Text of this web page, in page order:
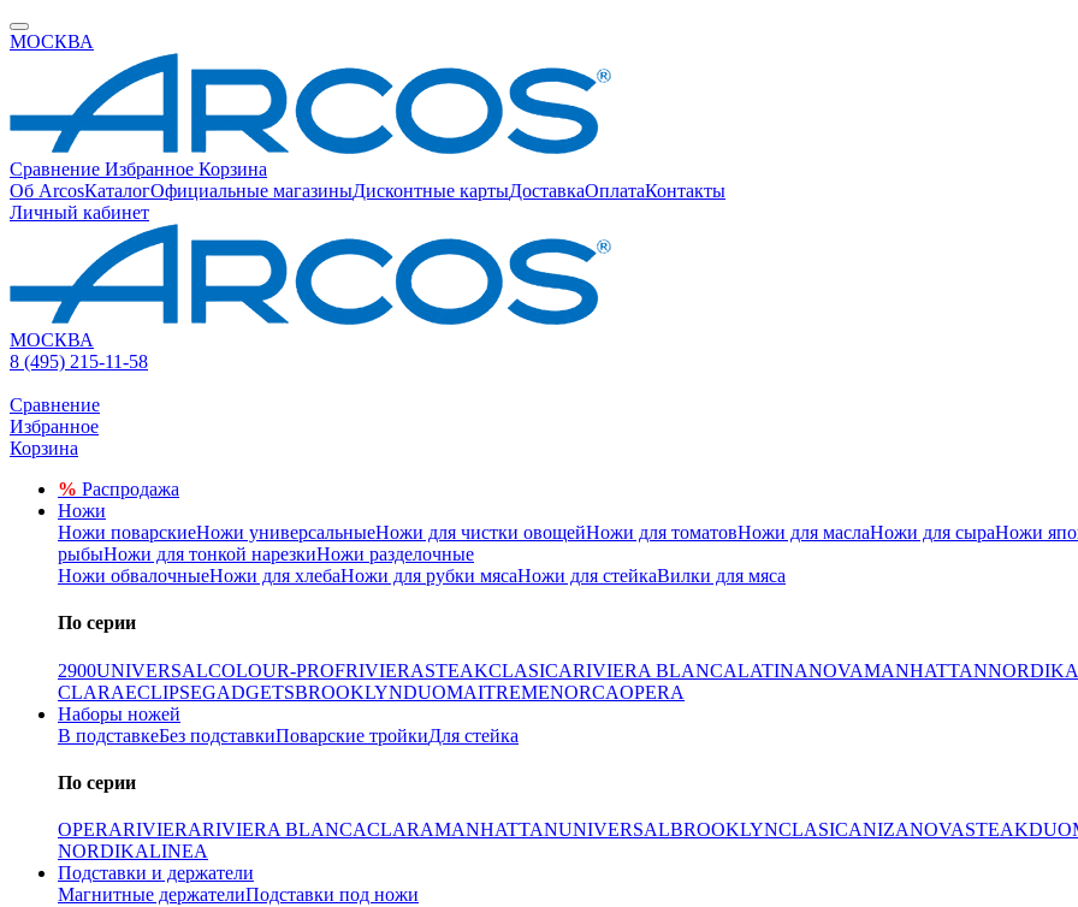
МОСКВА
Сравнение Избранное Корзина
Об ArcosКаталогОфициальные магазиныДисконтные картыДоставкаОплатаКонтакты
Личный кабинет
МОСКВА
8 (495) 215-11-58
Сравнение
Избранное
Корзина
% Распродажа
Ножи
Ножи поварскиеНожи универсальныеНожи для чистки овощейНожи для томатовНожи для маслаНожи для сыраНожи
рыбыНожи для тонкой нарезкиНожи разделочные
Ножи обвалочныеНожи для хлебаНожи для рубки мясаНожи для стейкаВилки для мяса
По серии
2900UNIVERSALCOLOUR-PROFRIVIERASTEAKCLASICARIVIERA BLANCALATINANOVAMANHATTANNORDIKA
CLARAECLIPSEGADGETSBROOKLYNDUOMAITREMENORCAOPERA
Наборы ножей
В подставкеБез подставкиПоварские тройкиДля стейка
По серии
OPERARIVIERARIVIERA BLANCACLARAMANHATTANUNIVERSALBROOKLYNCLASICANIZANOVASTEAKDUO
NORDIKALINEA
Подставки и держатели
Магнитные держателиПодставки под ножи